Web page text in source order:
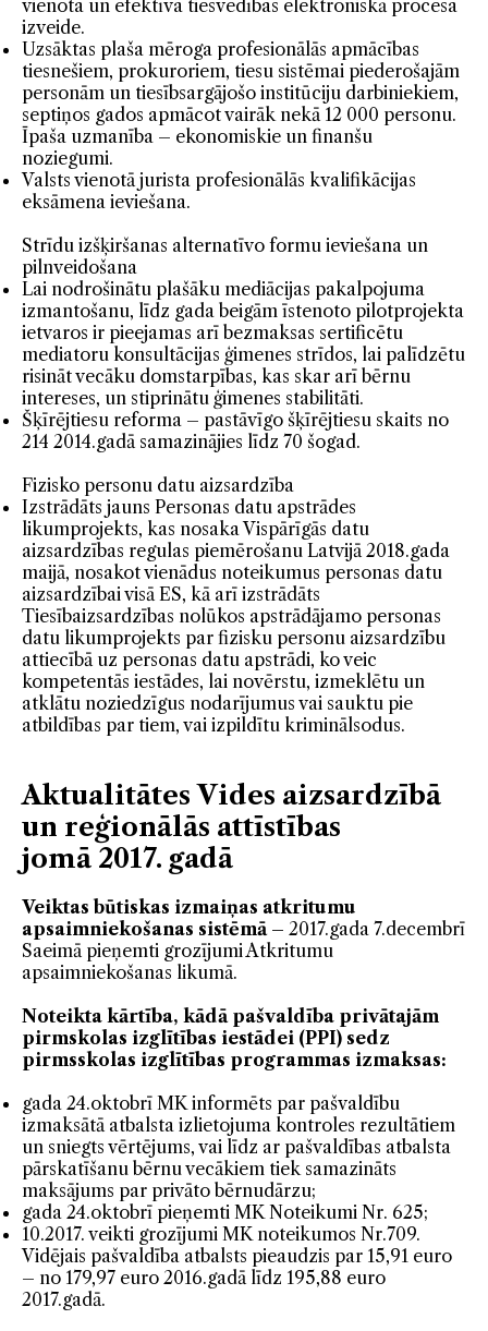
vienota un efektīva tiesvedības elektroniskā procesa
izveide.
Uzsāktas plaša mēroga profesionālās apmācības
tiesnešiem, prokuroriem, tiesu sistēmai piederošajām
personām un tiesībsargājošo institūciju darbiniekiem,
septiņos gados apmācot vairāk nekā 12 000 personu.
Īpaša uzmanība – ekonomiskie un finanšu
noziegumi.
Valsts vienotā jurista profesionālās kvalifikācijas
eksāmena ieviešana.
Strīdu izšķiršanas alternatīvo formu ieviešana un
pilnveidošana
Lai nodrošinātu plašāku mediācijas pakalpojuma
izmantošanu, līdz gada beigām īstenoto pilotprojekta
ietvaros ir pieejamas arī bezmaksas sertificētu
mediatoru konsultācijas ģimenes strīdos, lai palīdzētu
risināt vecāku domstarpības, kas skar arī bērnu
intereses, un stiprinātu ģimenes stabilitāti.
Šķīrējtiesu reforma – pastāvīgo šķīrējtiesu skaits no
214 2014.gadā samazinājies līdz 70 šogad.
Fizisko personu datu aizsardzība
Izstrādāts jauns Personas datu apstrādes
likumprojekts, kas nosaka Vispārīgās datu
aizsardzības regulas piemērošanu Latvijā 2018.gada
maijā, nosakot vienādus noteikumus personas datu
aizsardzībai visā ES, kā arī izstrādāts
Tiesībaizsardzības nolūkos apstrādājamo personas
datu likumprojekts par fizisku personu aizsardzību
attiecībā uz personas datu apstrādi, ko veic
kompetentās iestādes, lai novērstu, izmeklētu un
atklātu noziedzīgus nodarījumus vai sauktu pie
atbildības par tiem, vai izpildītu kriminālsodus.
Aktualitātes Vides aizsardzībā
un reģionālās attīstības
jomā 2017. gadā
Veiktas būtiskas izmaiņas atkritumu
apsaimniekošanas sistēmā – 2017.gada 7.decembrī
Saeimā pieņemti grozījumi Atkritumu
apsaimniekošanas likumā.
Noteikta kārtība, kādā pašvaldība privātajām
pirmskolas izglītības iestādei (PPI) sedz
pirmsskolas izglītības programmas izmaksas:
gada 24.oktobrī MK informēts par pašvaldību
izmaksātā atbalsta izlietojuma kontroles rezultātiem
un sniegts vērtējums, vai līdz ar pašvaldības atbalsta
pārskatīšanu bērnu vecākiem tiek samazināts
maksājums par privāto bērnudārzu;
gada 24.oktobrī pieņemti MK Noteikumi Nr. 625;
10.2017. veikti grozījumi MK noteikumos Nr.709.
Vidējais pašvaldība atbalsts pieaudzis par 15,91 euro
– no 179,97 euro 2016.gadā līdz 195,88 euro
2017.gadā.